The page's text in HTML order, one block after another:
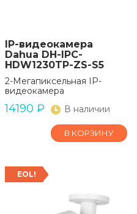
IP-видеокамера
Dahua DH-IPC-
HDW1230TP-ZS-S5
2-Мегапиксельная IP-
видеокамера
14190 ₽ В наличии
В КОРЗИНУ
EOL!